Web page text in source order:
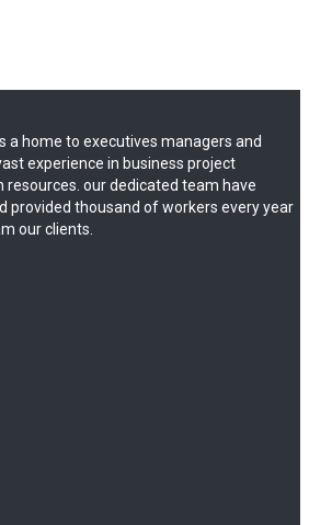
a home to executives managers and
experience in business project
our dedicated team have
provided thousand of workers every year
our clients.